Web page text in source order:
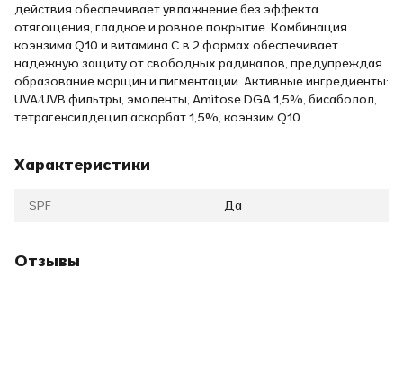
действия обеспечивает увлажнение без эффекта
отягощения, гладкое и ровное покрытие. Комбинация
коэнзима Q10 и витамина С в 2 формах обеспечивает
надежную защиту от свободных радикалов, предупреждая
образование морщин и пигментации. Активные ингредиенты:
UVA/UVB фильтры, эмоленты, Amitose DGA 1,5%, бисаболол,
тетрагексилдецил аскорбат 1,5%, коэнзим Q10
Характеристики
SPF Да
Отзывы